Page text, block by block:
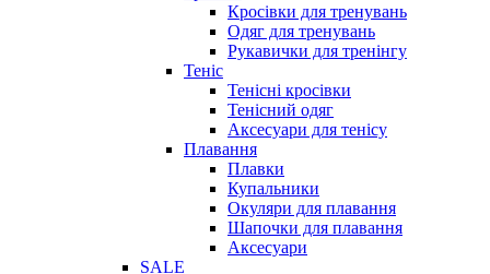
Кросівки для тренувань
Одяг для тренувань
Рукавички для тренінгу
Теніс
Тенісні кросівки
Тенісний одяг
Аксесуари для тенісу
Плавання
Плавки
Купальники
Окуляри для плавання
Шапочки для плавання
Аксесуари
SALE